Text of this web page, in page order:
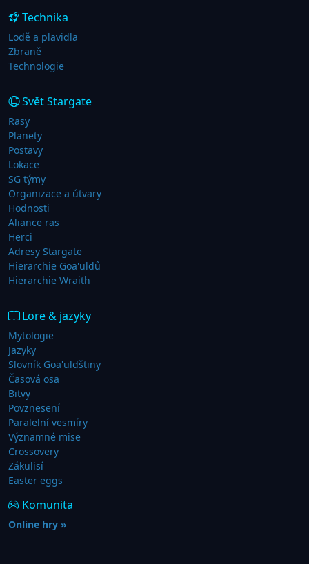
Technika
Lodě a plavidla
Zbraně
Technologie
Svět Stargate
Rasy
Planety
Postavy
Lokace
SG týmy
Organizace a útvary
Hodnosti
Aliance ras
Herci
Adresy Stargate
Hierarchie Goa'uldů
Hierarchie Wraith
Lore & jazyky
Mytologie
Jazyky
Slovník Goa'uldštiny
Časová osa
Bitvy
Povznesení
Paralelní vesmíry
Významné mise
Crossovery
Zákulisí
Easter eggs
Komunita
Online hry »